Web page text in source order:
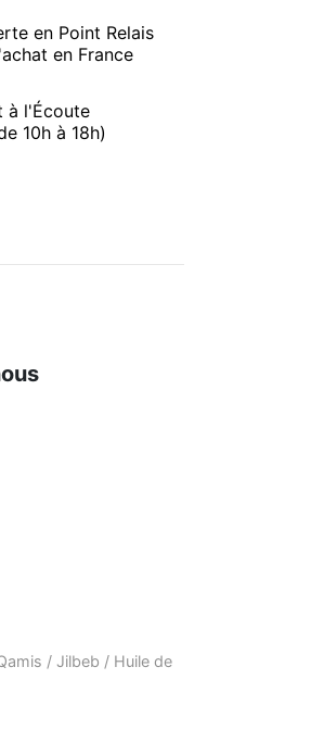
en Point Relais
en France
à l'Écoute
10h à 18h)
/ Jilbeb / Huile de